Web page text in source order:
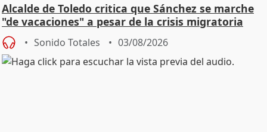
Alcalde de Toledo critica que Sánchez se marche
"de vacaciones" a pesar de la crisis migratoria
Sonido Totales 03/08/2026